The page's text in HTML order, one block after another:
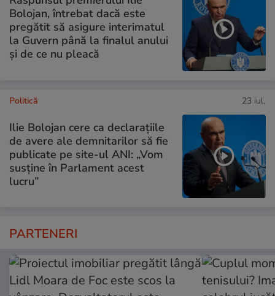
Bolojan, întrebat dacă este
pregătit să asigure interimatul
la Guvern până la finalul anului
și de ce nu pleacă
Politică 23 iul.
Ilie Bolojan cere ca declarațiile
de avere ale demnitarilor să fie
publicate pe site-ul ANI: „Vom
susține în Parlament acest
lucru”
PARTENERI